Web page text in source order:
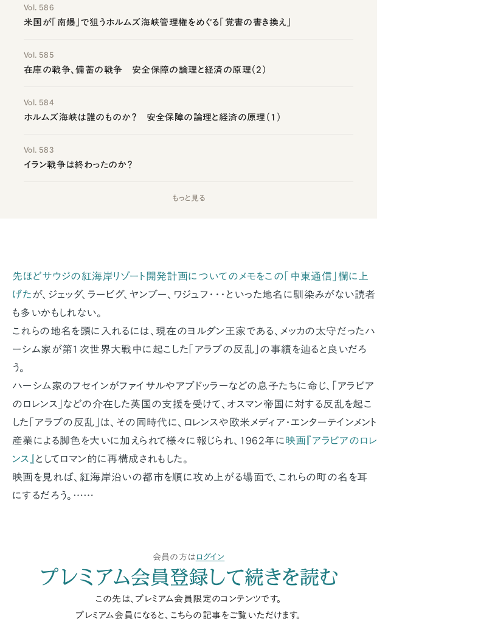
Vol. 586
米国が「南爆」で狙うホルムズ海峡管理権をめぐる「覚書の書き換え」
Vol. 585
在庫の戦争、備蓄の戦争 安全保障の論理と経済の原理（2）
Vol. 584
ホルムズ海峡は誰のものか？ 安全保障の論理と経済の原理（1）
Vol. 583
イラン戦争は終わったのか？
もっと見る
先ほどサウジの紅海岸リゾート開発計画についてのメモをこの「中東通信」欄に上
げた が、ジェッダ、ラービグ、ヤンブー、ワジュフ・・・といった地名に馴染みがない読者
も多いかもしれない。
これらの地名を頭に入れるには、現在のヨルダン王家である、メッカの太守だったハ
ーシム家が第1次世界大戦中に起こした「アラブの反乱」の事績を辿ると良いだろ
う。
ハーシム家のフセインがファイサルやアブドッラーなどの息子たちに命じ、「アラビア
のロレンス」などの介在した英国の支援を受けて、オスマン帝国に対する反乱を起こ
した「アラブの反乱」は、その同時代に、ロレンスや欧米メディア・エンターテインメント
産業による脚色を大いに加えられて様々に報じられ、1962年に映画『アラビアのロレ
ンス』 としてロマン的に再構成されもした。
映画を見れば、紅海岸沿いの都市を順に攻め上がる場面で、これらの町の名を耳
にするだろう。……
会員の方は ログイン
プレミアム会員登録して続きを読む
この先は、プレミアム会員限定のコンテンツです。
プレミアム会員になると、こちらの記事をご覧いただけます。